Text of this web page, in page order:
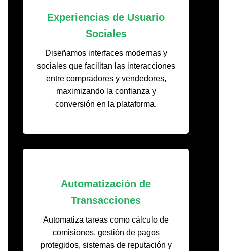
Experiencias de Usuario
Sociales
Diseñamos interfaces modernas y
sociales que facilitan las interacciones
entre compradores y vendedores,
maximizando la confianza y
conversión en la plataforma.
Automatización de
Transacciones
Automatiza tareas como cálculo de
comisiones, gestión de pagos
protegidos, sistemas de reputación y